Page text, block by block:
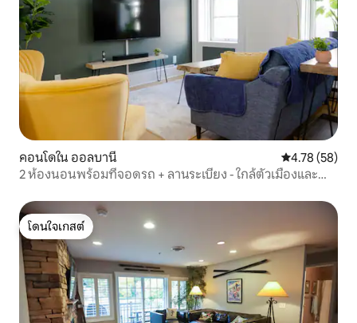
คอนโดใน ออลบานี คะแนนเฉลี่ย
4.78 (58)
2 ห้องนอนพร้อมที่จอดรถ + ลานระเบียง - ใกล้ตัวเมืองและ
โดนใจเกสต์
โดนใจเกสต์